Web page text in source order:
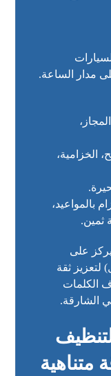
مدار الساعة.
الخزامية،
بالمواعيد،
ثمين.
على
لتعزيز ثقة
الكلمات
الشارقة.
متناهية